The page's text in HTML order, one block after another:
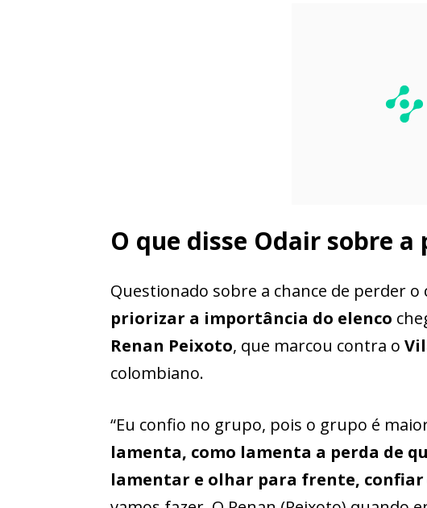
O que disse Odair sobre a
Questionado sobre a chance de perder o
priorizar a importância do elenco
Renan Peixoto, que marcou contra o
colombiano.
“Eu confio no grupo, pois o grupo é
lamenta, como lamenta a perda de
lamentar e olhar para frente,